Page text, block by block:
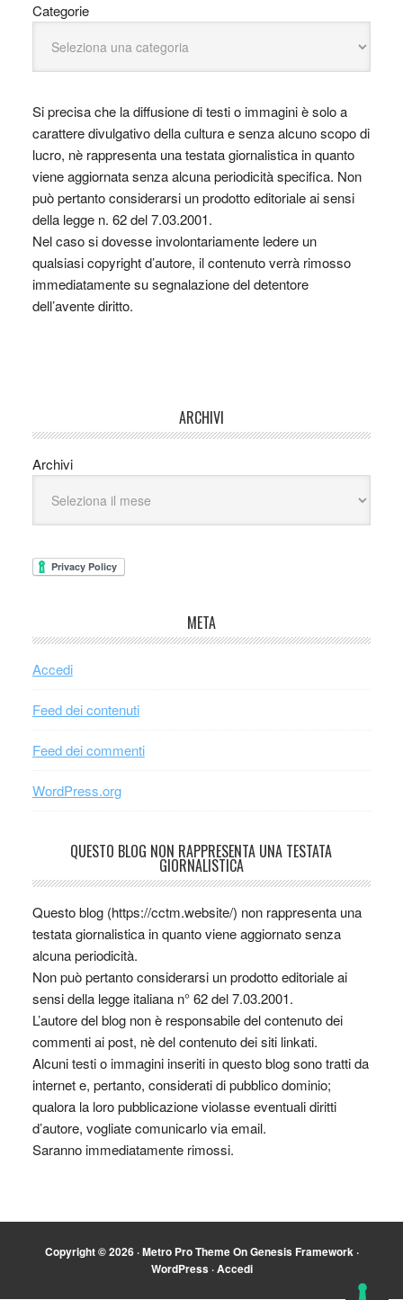
Categorie
Si precisa che la diffusione di testi o immagini è solo a
carattere divulgativo della cultura e senza alcuno scopo di
lucro, nè rappresenta una testata giornalistica in quanto
viene aggiornata senza alcuna periodicità specifica. Non
può pertanto considerarsi un prodotto editoriale ai sensi
della legge n. 62 del 7.03.2001.
Nel caso si dovesse involontariamente ledere un
qualsiasi copyright d’autore, il contenuto verrà rimosso
immediatamente su segnalazione del detentore
dell’avente diritto.
ARCHIVI
Archivi
META
Accedi
Feed dei contenuti
Feed dei commenti
WordPress.org
QUESTO BLOG NON RAPPRESENTA UNA TESTATA
GIORNALISTICA
Questo blog (https://cctm.website/) non rappresenta una
testata giornalistica in quanto viene aggiornato senza
alcuna periodicità.
Non può pertanto considerarsi un prodotto editoriale ai
sensi della legge italiana n° 62 del 7.03.2001.
L’autore del blog non è responsabile del contenuto dei
commenti ai post, nè del contenuto dei siti linkati.
Alcuni testi o immagini inseriti in questo blog sono tratti da
internet e, pertanto, considerati di pubblico dominio;
qualora la loro pubblicazione violasse eventuali diritti
d’autore, vogliate comunicarlo via email.
Saranno immediatamente rimossi.
Copyright © 2026 ·Metro Pro ThemeOnGenesis Framework·
WordPress·Accedi